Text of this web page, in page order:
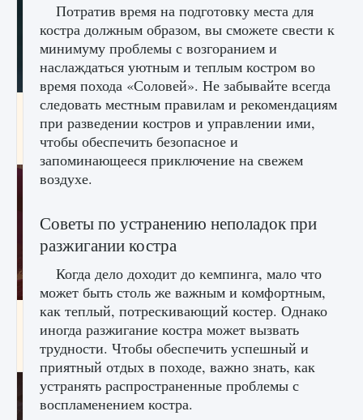
Как проверить статус сервера Delta Force
Hawk Ops
9 августа 2024 1 286 0
Как приручить существ джунглей Нари в
игре Creatures of Ava
9 августа 2024 1 218 0 0
Потратив время на подготовку места для
костра должным образом, вы сможете свести к
минимуму проблемы с возгоранием и
наслаждаться уютным и теплым костром во
время похода «Соловей». Не забывайте всегда
следовать местным правилам и рекомендациям
при разведении костров и управлении ими,
чтобы обеспечить безопасное и
запоминающееся приключение на свежем
воздухе.
Советы по устранению неполадок при
разжигании костра
Когда дело доходит до кемпинга, мало что
может быть столь же важным и комфортным,
как теплый, потрескивающий костер. Однако
иногда разжигание костра может вызвать
трудности. Чтобы обеспечить успешный и
приятный отдых в походе, важно знать, как
устранять распространенные проблемы с
воспламенением костра.